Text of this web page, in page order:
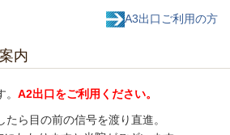
A3出口ご利用の方
内
A2出口をご利用ください。
ら目の前の信号を渡り直進。